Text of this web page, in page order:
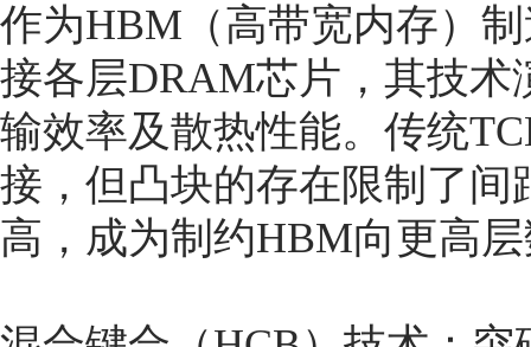
作为HBM（高带宽内存）
接各层DRAM芯片，其技
输效率及散热性能。传统
接，但凸块的存在限制了
高，成为制约HBM向更高